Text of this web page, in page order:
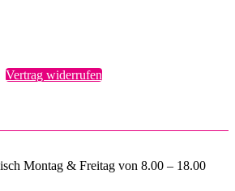
Vertrag widerrufen
Montag & Freitag von 8.00 – 18.00